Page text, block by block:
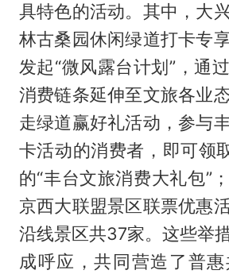
具特色的活动。其中，大
林古桑园休闲绿道打卡专
发起“微风露台计划”，通
消费链条延伸至文旅各业
走绿道赢好礼活动，参与
卡活动的消费者，即可领
的“丰台文旅消费大礼包”
京西大联盟景区联票优惠
沿线景区共37家。这些举
成呼应，共同营造了普